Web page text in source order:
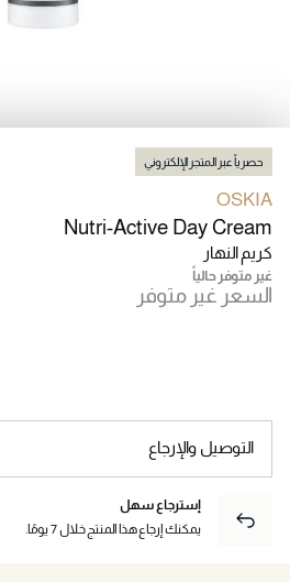
حصرياً عبر المتجر الإلكتروني
OSKIA
Nutri-Active Day Cream
كريم النهار
غير متوفر حالياً
السعر غير متوفر
التوصيل والإرجاع
إسترجاع سهل
يمكنك إرجاع هذا المنتج خلال 7 يومًا.